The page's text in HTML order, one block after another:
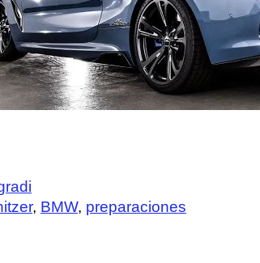
, BMW, preparaciones